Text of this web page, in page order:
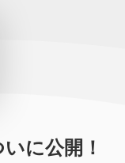
機器に公開！